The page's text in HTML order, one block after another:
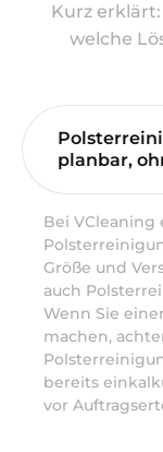
Kurz
welche
planbar,
Bei VCleaning
Größe und
auch
Wenn Sie
machen,
bereits
vor